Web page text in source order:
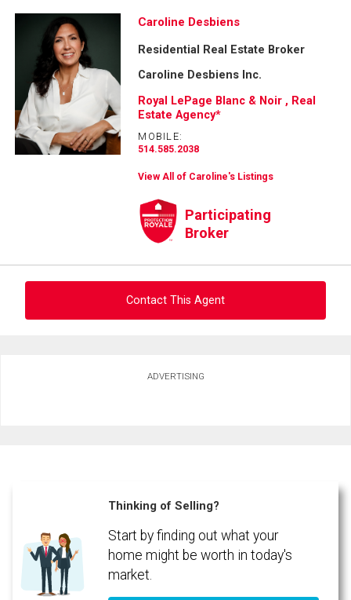
Caroline Desbiens
Residential Real Estate Broker
Caroline Desbiens Inc.
Royal LePage Blanc & Noir , Real
Estate Agency*
MOBILE:
514.585.2038
View All of Caroline's Listings
Participating
Broker
Contact This Agent
ADVERTISING
Thinking of Selling?
Start by finding out what your
home might be worth in today's
market.